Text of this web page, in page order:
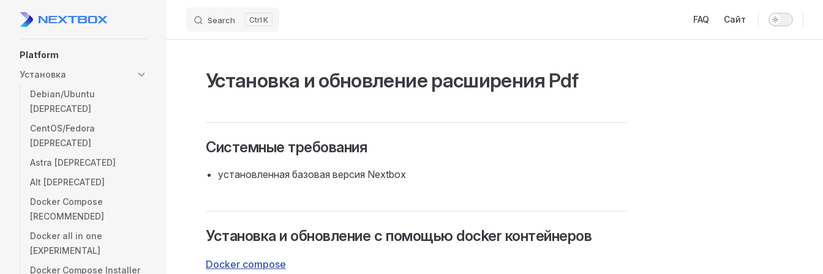
Skip to content Search K FAQ Сайт
Platform
Установка
Debian/Ubuntu
[DEPRECATED]
CentOS/Fedora
[DEPRECATED]
Astra [DEPRECATED]
Alt [DEPRECATED]
Docker Compose
[RECOMMENDED]
Docker all in one
[EXPERIMENTAL]
Docker Compose Installer
Установка и обновление расширения Pdf
Системные требования
установленная базовая версия Nextbox
Установка и обновление с помощью docker контейнеров
Docker compose